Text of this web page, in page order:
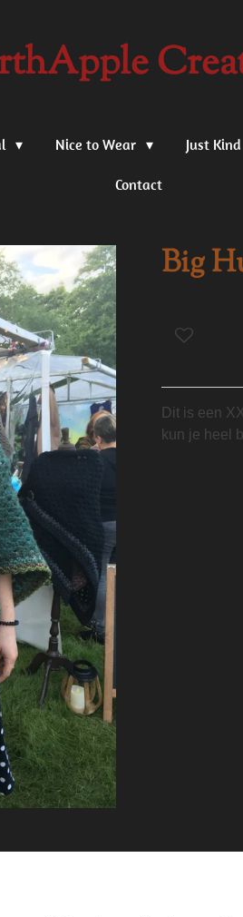
Nice to Wear Just Kind
Contact
Big
Dit is een
kun je heel